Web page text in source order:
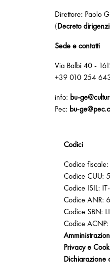
Direttore: Paolo
(Decreto
Sede e contatti
Via Balbi 40 -
+39 010 254
info: bu-
Pec: bu-
Codici
Codice
Codice CUU:
Codice ISIL:
Codice ANR:
Codice SBN:
Codice
Privacy e
Dichiarazione